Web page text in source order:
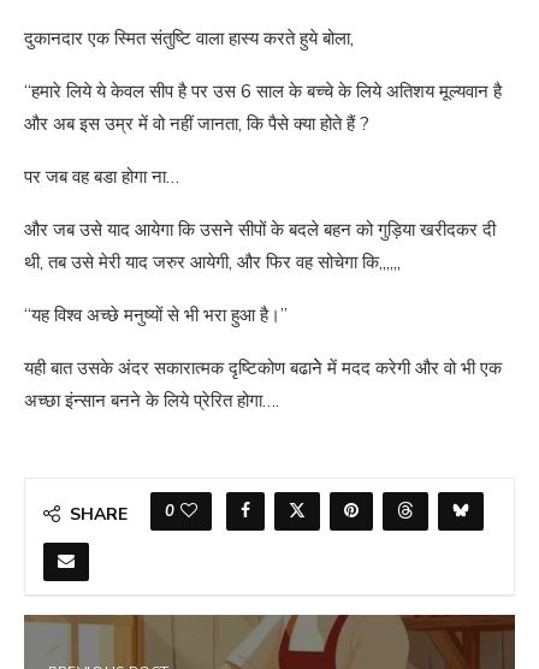
दुकानदार एक स्मित संतुष्टि वाला हास्य करते हुये बोला,
“हमारे लिये ये केवल सीप है पर उस 6 साल के बच्चे के लिये अतिशय मूल्यवान है
और अब इस उम्र में वो नहीं जानता, कि पैसे क्या होते हैं ?
पर जब वह बडा होगा ना…
और जब उसे याद आयेगा कि उसने सीपों के बदले बहन को गुड़िया खरीदकर दी
थी, तब उसे मेरी याद जरुर आयेगी, और फिर वह सोचेगा कि,,,,,,
“यह विश्व अच्छे मनुष्यों से भी भरा हुआ है।”
यही बात उसके अंदर सकारात्मक दृष्टिकोण बढानेे में मदद करेगी और वो भी एक
अच्छा इंन्सान बनने के लिये प्रेरित होगा….
SHARE 0